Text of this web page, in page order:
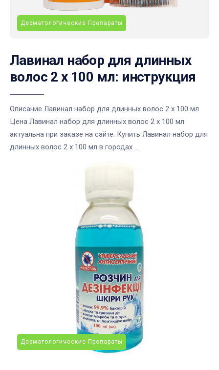
Дерматологические Препараты
Лавинал набор для длинных
волос 2 х 100 мл: инструкция
Описание Лавинал набор для длинных волос 2 х 100 мл
Цена Лавинал набор для длинных волос 2 х 100 мл
актуальна при заказе на сайте. Купить Лавинал набор для
длинных волос 2 х 100 мл в городах ...
Дерматологические Препараты